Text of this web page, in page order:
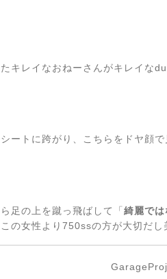
キレイなおねーさんがキレイな
ートに跨がり、こちらをドヤ顔で
足の上を蹴っ飛ばして「 綺麗では
の女性より750ssの方が大切だし